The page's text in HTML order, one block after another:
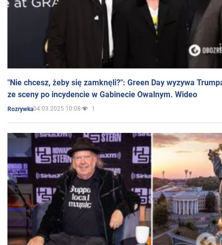
"Nie chcesz, żeby się zamknęli?": Green Day wyzywa
ze sceny po incydencie w Gabinecie Owalnym. Wideo
Rozrywka04.03.2025 10:08 1